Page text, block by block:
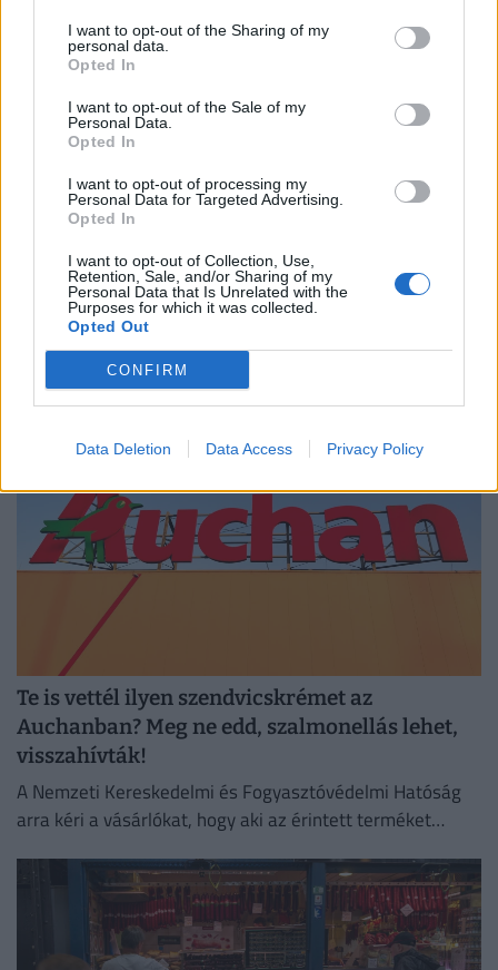
I want to opt-out of the Sharing of my
personal data.
Opted In
I want to opt-out of the Sale of my
Personal Data.
Opted In
I want to opt-out of processing my
Personal Data for Targeted Advertising.
Opted In
I want to opt-out of Collection, Use,
Retention, Sale, and/or Sharing of my
Personal Data that Is Unrelated with the
Purposes for which it was collected.
Opted Out
CONFIRM
Data Deletion Data Access Privacy Policy
Hihetetlent húzott TEDi: nem vártak október
végéig, máris robbantották az éves gigaakciót
Miközben a legtöbben még a nyári szabadságukat töltik,
egyes üzletek már a következő szezonra készülnek.
Te is vettél ilyen szendvicskrémet az
Auchanban? Meg ne edd, szalmonellás lehet,
visszahívták!
A Nemzeti Kereskedelmi és Fogyasztóvédelmi Hatóság
arra kéri a vásárlókat, hogy aki az érintett terméket